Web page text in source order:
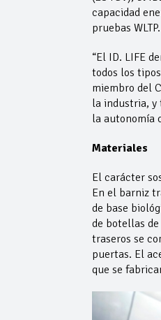
capacidad
pruebas WLTP.
“El ID. LIFE
todos los
miembro del
la industria, y
la autonomía
Materiales
El carácter
En el barniz
de base
de botellas
traseros se
puertas. El
que se